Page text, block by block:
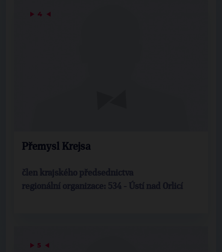
▶ 4 ◀
Přemysl Krejsa
člen krajského předsednictva
regionální organizace: 534 - Ústí nad Orlicí
▶ 5 ◀